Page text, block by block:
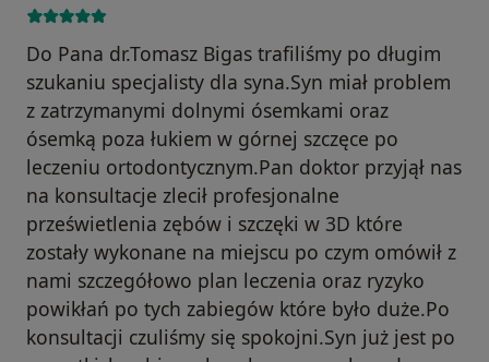
Do Pana dr.Tomasz Bigas trafiliśmy po długim
szukaniu specjalisty dla syna.Syn miał problem
z zatrzymanymi dolnymi ósemkami oraz
ósemką poza łukiem w górnej szczęce po
leczeniu ortodontycznym.Pan doktor przyjął nas
na konsultacje zlecił profesjonalne
prześwietlenia zębów i szczęki w 3D które
zostały wykonane na miejscu po czym omówił z
nami szczegółowo plan leczenia oraz ryzyko
powikłań po tych zabiegów które było duże.Po
konsultacji czuliśmy się spokojni.Syn już jest po